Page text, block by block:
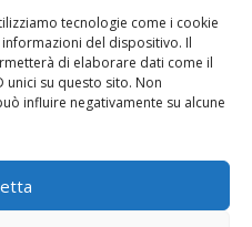
tecnologie come i cookie
del dispositivo. Il
di elaborare dati come il
su questo sito. Non
influire negativamente su alcune
l’informativa